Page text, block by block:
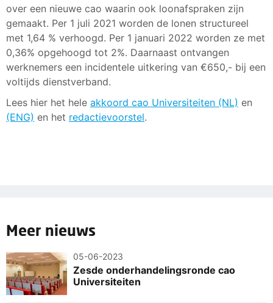
over een nieuwe cao waarin ook loonafspraken zijn
gemaakt. Per 1 juli 2021 worden de lonen structureel
met 1,64 % verhoogd. Per 1 januari 2022 worden ze met
0,36% opgehoogd tot 2%. Daarnaast ontvangen
werknemers een incidentele uitkering van €650,- bij een
voltijds dienstverband.
Lees hier het hele akkoord cao Universiteiten (NL) en
(ENG) en het redactievoorstel.
Meer nieuws
05-06-2023
Zesde onderhandelingsronde cao
Universiteiten